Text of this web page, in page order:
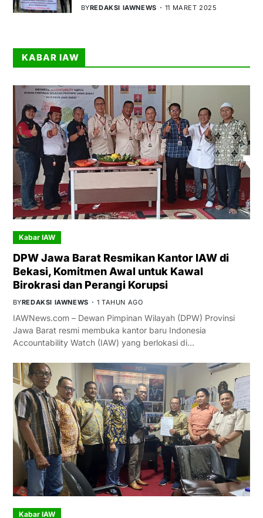
BYREDAKSI IAWNEWS 11 MARET 2025
KABAR IAW
Kabar IAW
DPW Jawa Barat Resmikan Kantor IAW di
Bekasi, Komitmen Awal untuk Kawal
Birokrasi dan Perangi Korupsi
BYREDAKSI IAWNEWS 1 TAHUN AGO
IAWNews.com – Dewan Pimpinan Wilayah (DPW) Provinsi
Jawa Barat resmi membuka kantor baru Indonesia
Accountability Watch (IAW) yang berlokasi di…
Kabar IAW